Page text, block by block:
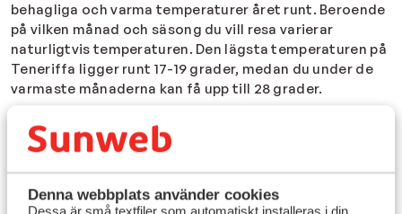
Denna webbplats använder cookies
behagliga och varma temperaturer året runt. Beroende
på vilken månad och säsong du vill resa varierar
naturligtvis temperaturen. Den lägsta temperaturen på
Teneriffa ligger runt 17-19 grader, medan du under de
varmaste månaderna kan få upp till 28 grader.
Vädret på Teneriffa i januari och februari
Är du sugen på att resa i början av året? Vädret på
Teneriffa ijanuariochfebruaribjuder på temperaturer
på runt 17 grader under dagen, nästan inga regndagar